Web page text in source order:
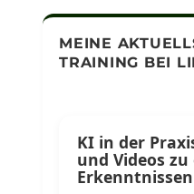
MEINE
TRAINING BEI
KI in der
und Videos
Erkenntnissen